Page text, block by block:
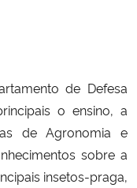
de Defesa
o ensino, a
de Agronomia e
sobre a
insetos-praga,